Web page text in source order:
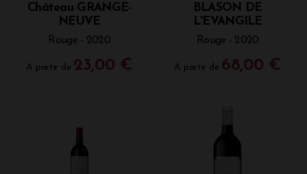
Château GRANGE-
NEUVE
Rouge - 2020
A partir de 23,00 €
BLASON DE
L'EVANGILE
Rouge - 2020
A partir de 68,00 €